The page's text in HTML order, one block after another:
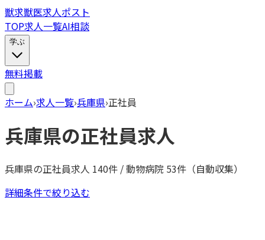
獣求獣医求人ポスト
TOP求人一覧AI相談
学ぶ
無料掲載
ホーム›求人一覧›兵庫県›正社員
兵庫県の正社員求人
兵庫県の正社員求人 140件 / 動物病院 53件（自動収集）
詳細条件で絞り込む